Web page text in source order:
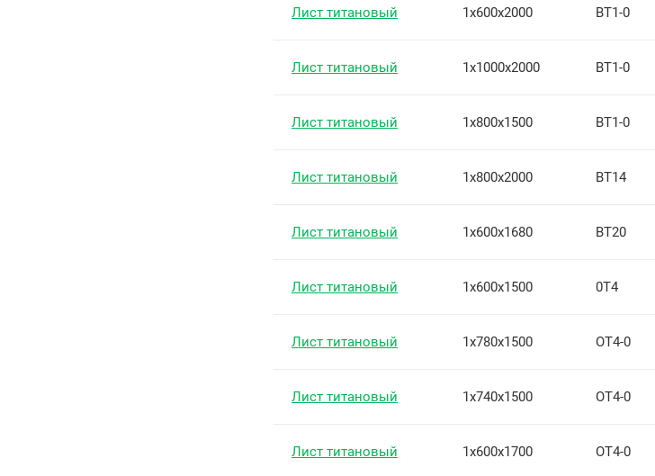
Лист титановый 1х600х2000 ВТ1-0
Лист титановый 1х1000х2000 ВТ1-0
Лист титановый 1х800х1500 ВТ1-0
Лист титановый 1х800х2000 ВТ14
Лист титановый 1х600х1680 ВТ20
Лист титановый 1х600х1500 0Т4
Лист титановый 1х780х1500 ОТ4-0
Лист титановый 1х740х1500 ОТ4-0
Лист титановый 1х600х1700 ОТ4-0